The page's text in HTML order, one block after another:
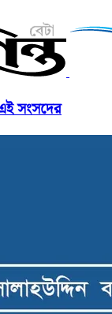
এই সংসদের